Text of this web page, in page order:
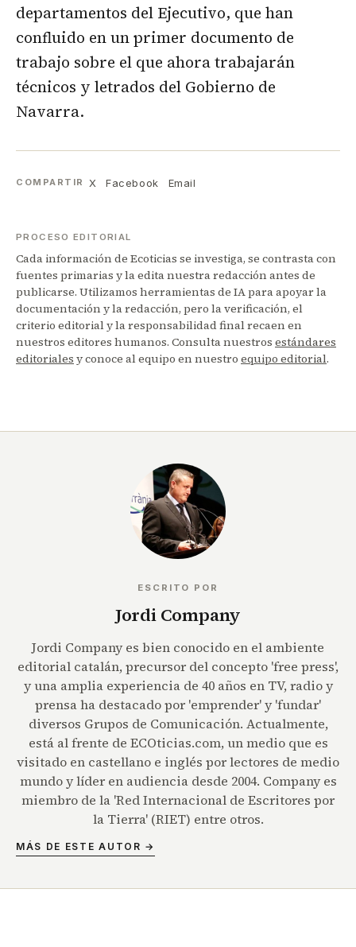
departamentos del Ejecutivo, que han
confluido en un primer documento de
trabajo sobre el que ahora trabajarán
técnicos y letrados del Gobierno de
Navarra.
COMPARTIR X Facebook Email
PROCESO EDITORIAL
Cada información de Ecoticias se investiga, se contrasta con
fuentes primarias y la edita nuestra redacción antes de
publicarse. Utilizamos herramientas de IA para apoyar la
documentación y la redacción, pero la verificación, el
criterio editorial y la responsabilidad final recaen en
nuestros editores humanos. Consulta nuestros estándares
editoriales y conoce al equipo en nuestro equipo editorial.
ESCRITO POR
Jordi Company
Jordi Company es bien conocido en el ambiente
editorial catalán, precursor del concepto 'free press',
y una amplia experiencia de 40 años en TV, radio y
prensa ha destacado por 'emprender' y 'fundar'
diversos Grupos de Comunicación. Actualmente,
está al frente de ECOticias.com, un medio que es
visitado en castellano e inglés por lectores de medio
mundo y líder en audiencia desde 2004. Company es
miembro de la 'Red Internacional de Escritores por
la Tierra' (RIET) entre otros.
MÁS DE ESTE AUTOR →